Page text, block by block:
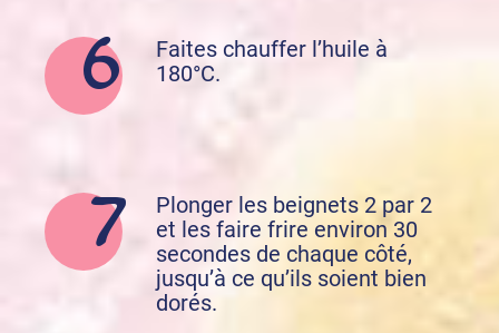
Faites chauffer l’huile à
180°C.
Plonger les beignets 2 par 2
et les faire frire environ 30
secondes de chaque côté,
jusqu’à ce qu’ils soient bien
dorés.